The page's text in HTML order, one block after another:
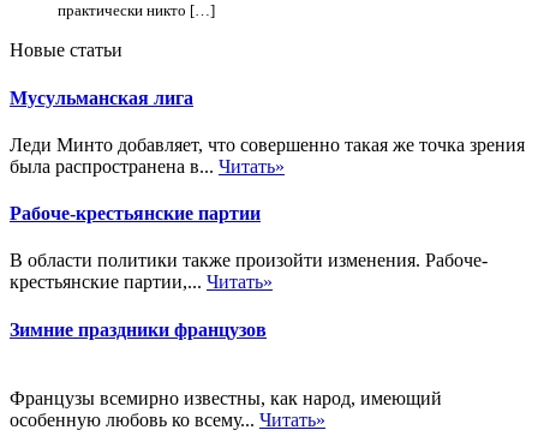
практически никто […]
Новые статьи
Мусульманская лига
Леди Минто добавляет, что совершенно такая же точка зрения
была распространена в... Читать»
Рабоче-крестьянские партии
В области политики также произойти изменения. Рабоче-
крестьянские партии,... Читать»
Зимние праздники французов
Французы всемирно известны, как народ, имеющий
особенную любовь ко всему... Читать»